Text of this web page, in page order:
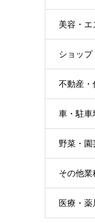
美容・エ
ショップ
不動産・
車・駐車
野菜・園
その他業
医療・薬